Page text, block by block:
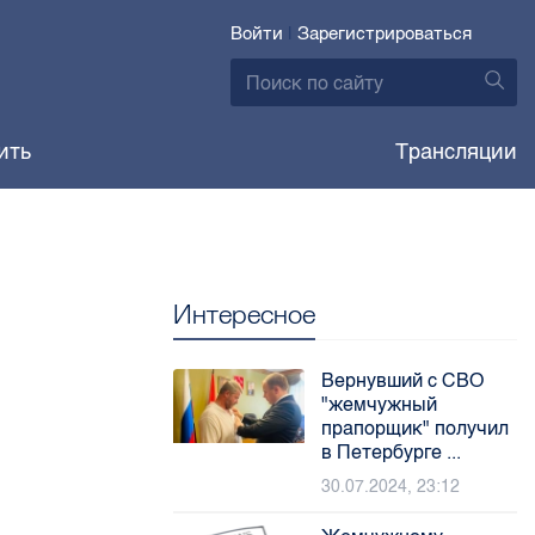
Войти | Зарегистрироваться
Трансляции
Интересное
Вернувший с СВО
"жемчужный
прапорщик" получил
в Петербурге ...
30.07.2024, 23:12